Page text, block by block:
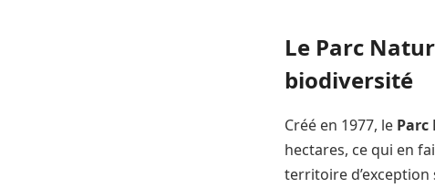
Le Parc
biodiversité
Créé en 1977, le Parc
hectares, ce qui en
territoire